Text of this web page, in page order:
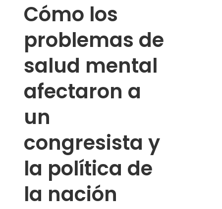
Cómo los
problemas de
salud mental
afectaron a
un
congresista y
la política de
la nación